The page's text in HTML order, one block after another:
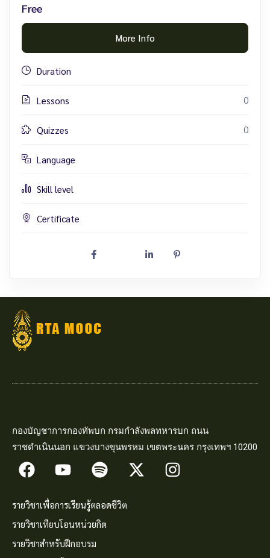
Free
More Info
Duration
Lessons 0
Quizzes 0
Language
Skill level
Certificate
กองบัญชาการกองทัพบก กรมกำลังพลทหารบก ถนน
ราชดำเนินนอก แขวงบางขุนพรหม เขตพระนคร กรุงเทพฯ 10200
รายวิชาเพื่อการเรียนรู้ตลอดชีวิต
รายวิชาเทียบโอนหน่วยกิต
รายวิชาสำหรับฝึกอบรม